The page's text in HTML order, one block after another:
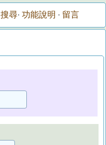
搜尋· 功能說明 · 留言